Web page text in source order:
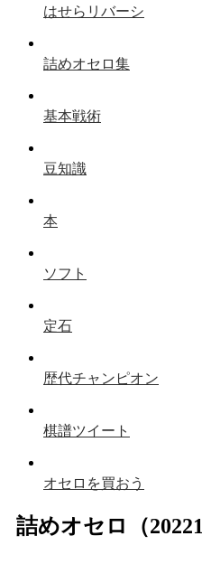
はせらリバーシ
詰めオセロ集
基本戦術
豆知識
本
ソフト
定石
歴代チャンピオン
棋譜ツイート
オセロを買おう
詰めオセロ（